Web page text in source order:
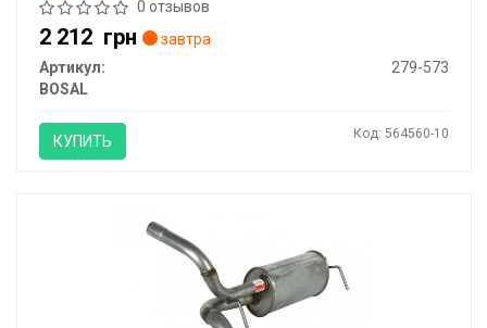
0 отзывов
2 212 грн
завтра
Артикул:
279-573
BOSAL
КУПИТЬ Код: 564560-10